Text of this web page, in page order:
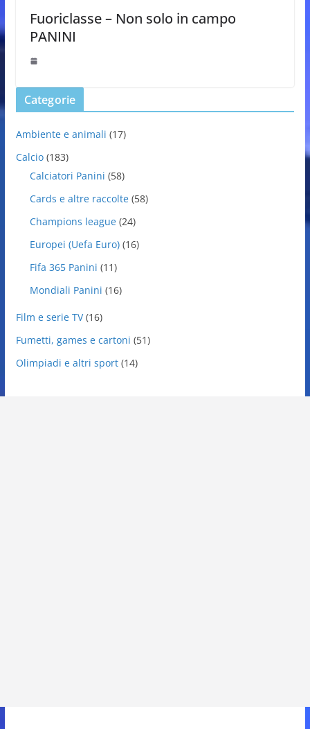
Fuoriclasse – Non solo in campo
PANINI
Categorie
Ambiente e animali (17)
Calcio(183)
Calciatori Panini (58)
Cards e altre raccolte(58)
Champions league(24)
Europei (Uefa Euro)(16)
Fifa 365 Panini (11)
Mondiali Panini (16)
Film e serie TV(16)
Fumetti, games e cartoni (51)
Olimpiadi e altri sport(14)